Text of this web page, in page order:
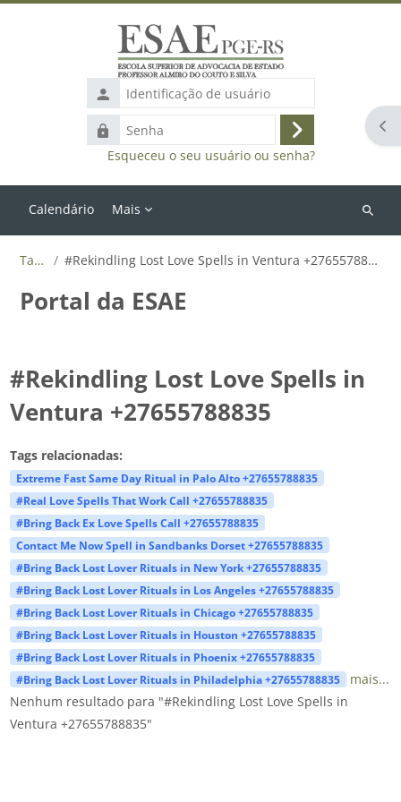
Identificação
de
usuário
Senha
Acessar
Esqueceu o seu usuário ou senha?
Calendário Mais
Buscar
Tags #Rekindling Lost Love Spells in Ventura +27655788835
Portal da ESAE
#Rekindling Lost Love Spells in
Ventura +27655788835
Tags relacionadas:
Extreme Fast Same Day Ritual in Palo Alto +27655788835
#Real Love Spells That Work Call +27655788835
#Bring Back Ex Love Spells Call +27655788835
Contact Me Now Spell in Sandbanks Dorset +27655788835
#Bring Back Lost Lover Rituals in New York +27655788835
#Bring Back Lost Lover Rituals in Los Angeles +27655788835
#Bring Back Lost Lover Rituals in Chicago +27655788835
#Bring Back Lost Lover Rituals in Houston +27655788835
#Bring Back Lost Lover Rituals in Phoenix +27655788835
#Bring Back Lost Lover Rituals in Philadelphia +27655788835
mais...
Nenhum resultado para "#Rekindling Lost Love Spells in
Ventura +27655788835"